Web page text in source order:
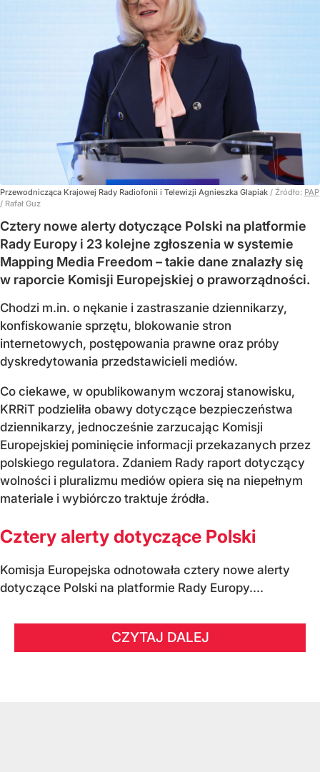
Przewodnicząca Krajowej Rady Radiofonii i Telewizji Agnieszka Glapiak / Źródło: PAP
/ Rafał Guz
Cztery nowe alerty dotyczące Polski na platformie
Rady Europy i 23 kolejne zgłoszenia w systemie
Mapping Media Freedom – takie dane znalazły się
w raporcie Komisji Europejskiej o praworządności.
Chodzi m.in. o nękanie i zastraszanie dziennikarzy,
konfiskowanie sprzętu, blokowanie stron
internetowych, postępowania prawne oraz próby
dyskredytowania przedstawicieli mediów.
Co ciekawe, w opublikowanym wczoraj stanowisku,
KRRiT podzieliła obawy dotyczące bezpieczeństwa
dziennikarzy, jednocześnie zarzucając Komisji
Europejskiej pominięcie informacji przekazanych przez
polskiego regulatora. Zdaniem Rady raport dotyczący
wolności i pluralizmu mediów opiera się na niepełnym
materiale i wybiórczo traktuje źródła.
Cztery alerty dotyczące Polski
Komisja Europejska odnotowała cztery nowe alerty
dotyczące Polski na platformie Rady Europy....
CZYTAJ DALEJ